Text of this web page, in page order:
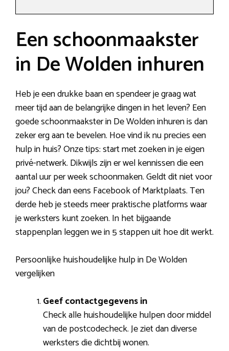
Een schoonmaakster
in De Wolden inhuren
Heb je een drukke baan en spendeer je graag wat
meer tijd aan de belangrijke dingen in het leven? Een
goede schoonmaakster in De Wolden inhuren is dan
zeker erg aan te bevelen. Hoe vind ik nu precies een
hulp in huis? Onze tips: start met zoeken in je eigen
privé-netwerk. Dikwijls zijn er wel kennissen die een
aantal uur per week schoonmaken. Geldt dit niet voor
jou? Check dan eens Facebook of Marktplaats. Ten
derde heb je steeds meer praktische platforms waar
je werksters kunt zoeken. In het bijgaande
stappenplan leggen we in 5 stappen uit hoe dit werkt.
Persoonlijke huishoudelijke hulp in De Wolden
vergelijken
Geef contactgegevens in
Check alle huishoudelijke hulpen door middel
van de postcodecheck. Je ziet dan diverse
werksters die dichtbij wonen.